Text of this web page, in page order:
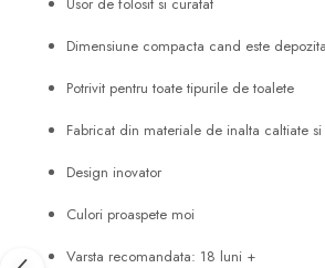
Dimensiune compacta cand este
Potrivit pentru toate tipurile de toalete
Fabricat din materiale de inalta caltiate
Design inovator
Culori proaspete moi
Varsta recomandata: 18 luni +